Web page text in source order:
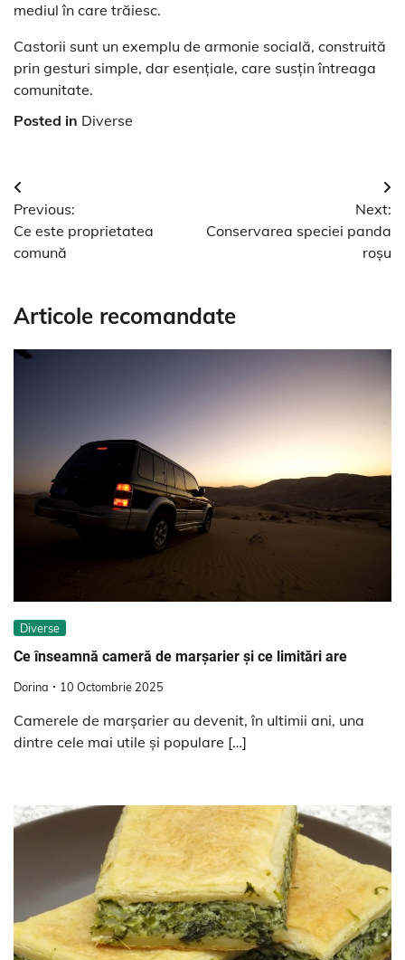
mediul în care trăiesc.
Castorii sunt un exemplu de armonie socială, construită
prin gesturi simple, dar esențiale, care susțin întreaga
comunitate.
Posted in Diverse
Navigare
în
articole
Previous:
Ce este proprietatea
comună
Next:
Conservarea speciei panda
roșu
Articole recomandate
Diverse
Ce înseamnă cameră de marșarier și ce limitări are
Dorina 10 Octombrie 2025
Camerele de marșarier au devenit, în ultimii ani, una
dintre cele mai utile și populare […]